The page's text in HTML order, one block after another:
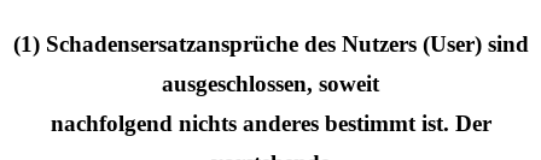
(1) Schadensersatzansprüche des Nutzers (User) sind
ausgeschlossen, soweit
nachfolgend nichts anderes bestimmt ist. Der